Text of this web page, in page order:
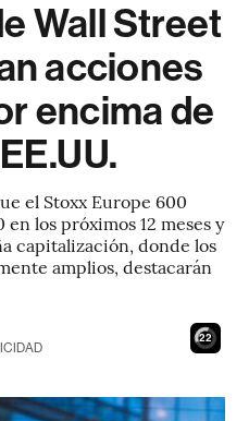
Wall Street
acciones
encima de
el Stoxx Europe 600
los próximos 12 meses y
capitalización, donde los
amplios, destacarán
20